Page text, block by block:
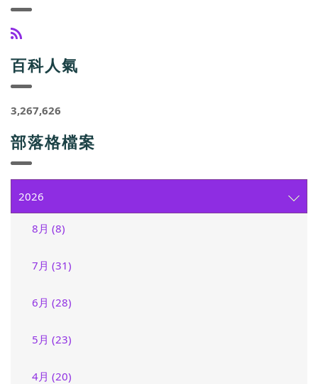
百科人氣
3,267,626
部落格檔案
2026
8月 (8)
7月 (31)
6月 (28)
5月 (23)
4月 (20)